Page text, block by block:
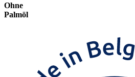
Ohne
Palmöl